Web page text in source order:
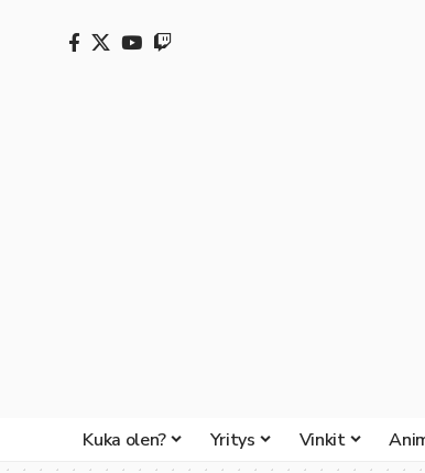
Kuka olen? Yritys Vinkit